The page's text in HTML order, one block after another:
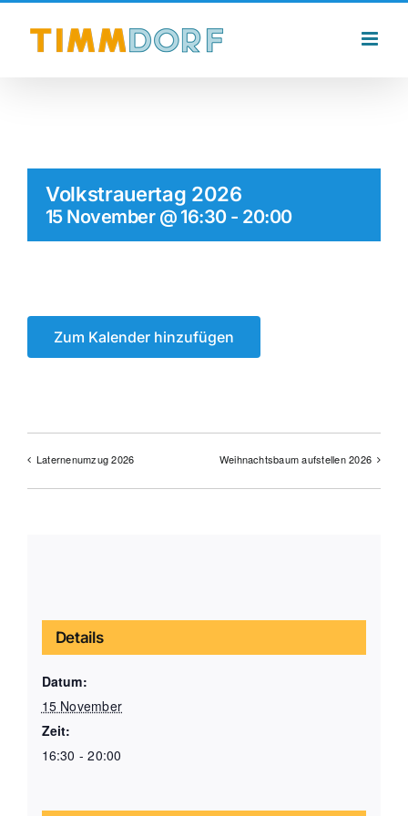
Inhalt
Volkstrauertag 2026
15 November @ 16:30- 20:00
Zum Kalender hinzufügen
Laternenumzug 2026 Weihnachtsbaum aufstellen 2026
Details
Datum:
15 November
Zeit:
16:30 - 20:00